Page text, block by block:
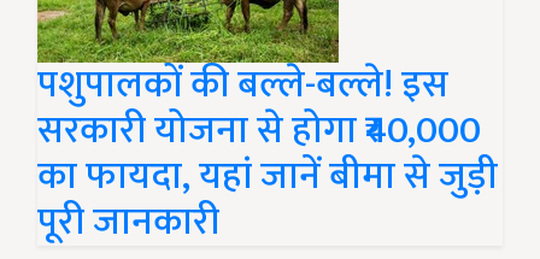
पशुपालकों की बल्ले-बल्ले! इस
सरकारी योजना से होगा ₹40,000
का फायदा, यहां जानें बीमा से जुड़ी
पूरी जानकारी